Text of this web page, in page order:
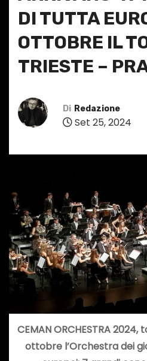
DI TUTTA
OTTOBRE IL
TRIESTE –
Di Redazione
Set 25, 2024
CEMAN ORCHESTRA
ottobre l’Orchestra dei